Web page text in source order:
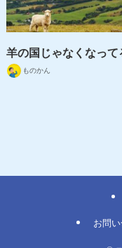
羊の国じゃなくなって
ものかん
お問